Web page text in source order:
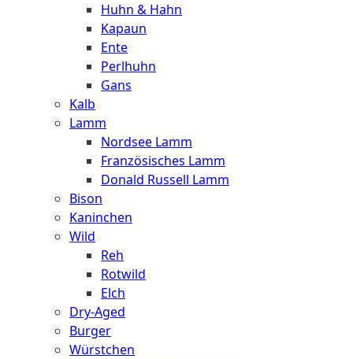
Huhn & Hahn
Kapaun
Ente
Perlhuhn
Gans
Kalb
Lamm
Nordsee Lamm
Französisches Lamm
Donald Russell Lamm
Bison
Kaninchen
Wild
Reh
Rotwild
Elch
Dry-Aged
Burger
Würstchen